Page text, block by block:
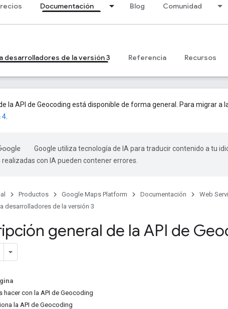
Documentación Blog Comunidad
desarrolladores de la versión 3 Referencia Recursos
de la API de Geocoding está disponible de forma general. Para migrar a
4
Google utiliza tecnología de IA para traducir contenido a tu
realizadas con IA pueden contener errores.
Productos Google Maps Platform Documentación Web
desarrolladores de la versión 3
general de la API de
hacer con la API de Geocoding
la API de Geocoding